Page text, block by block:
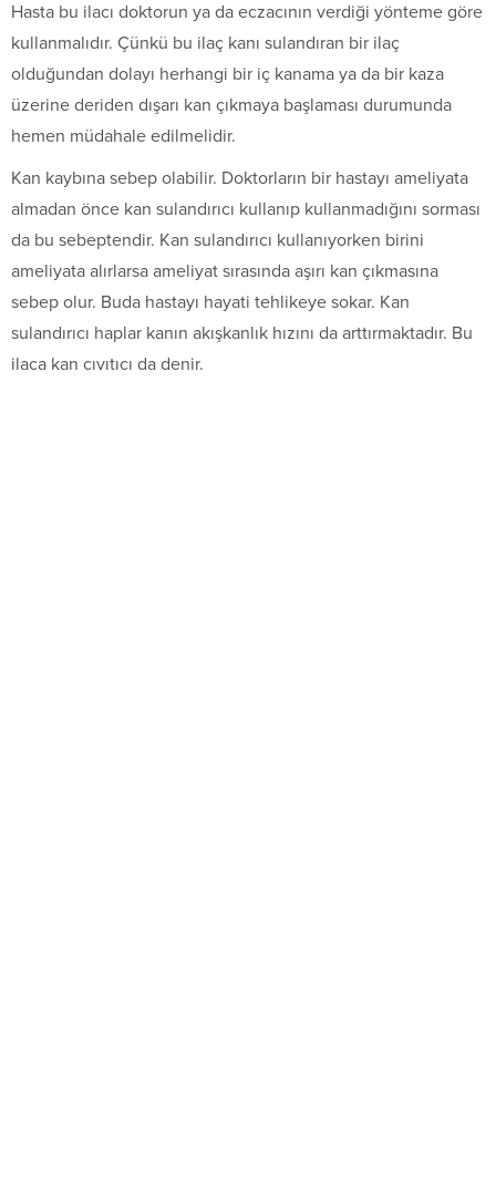
Hasta bu ilacı doktorun ya da eczacının verdiği yönteme göre
kullanmalıdır. Çünkü bu ilaç kanı sulandıran bir ilaç
olduğundan dolayı herhangi bir iç kanama ya da bir kaza
üzerine deriden dışarı kan çıkmaya başlaması durumunda
hemen müdahale edilmelidir.
Kan kaybına sebep olabilir. Doktorların bir hastayı ameliyata
almadan önce kan sulandırıcı kullanıp kullanmadığını sorması
da bu sebeptendir. Kan sulandırıcı kullanıyorken birini
ameliyata alırlarsa ameliyat sırasında aşırı kan çıkmasına
sebep olur. Buda hastayı hayati tehlikeye sokar. Kan
sulandırıcı haplar kanın akışkanlık hızını da arttırmaktadır. Bu
ilaca kan cıvıtıcı da denir.